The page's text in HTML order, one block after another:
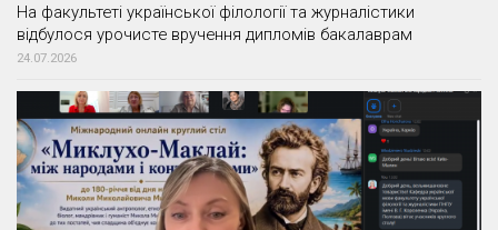
На факультеті української філології та журналістики
відбулося урочисте вручення дипломів бакалаврам
24.07.2026